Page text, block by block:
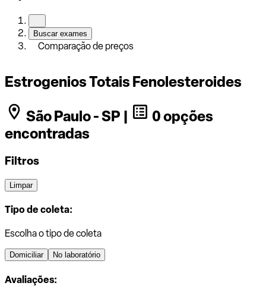
Buscar exames
Comparação de preços
Estrogenios Totais Fenolesteroides
São Paulo - SP |
0 opções
encontradas
Filtros
Limpar
Tipo de coleta:
Escolha o tipo de coleta
Domiciliar No laboratório
Avaliações: